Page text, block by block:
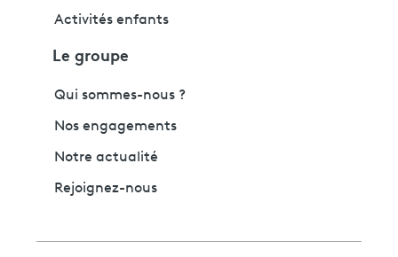
Activités enfants
Le groupe
Qui sommes-nous ?
Nos engagements
Notre actualité
Rejoignez-nous